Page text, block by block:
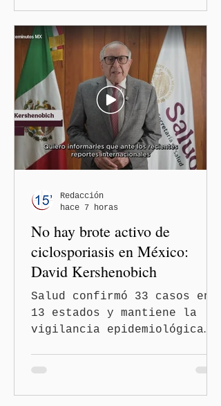
Bojalil y Elvia Graciela
"Grace" Palomares Ramírez,
al considerar que los
comentarios que emitieron
en el podcast "DesCasadas"
contra las personas adultas
mayores no pueden
justificarse como una
simple opinión o una broma.
No hay brote activo de
ciclosporiasis en México:
David Kershenobich
Salud confirmó 33 casos en
13 estados y mantiene la
vigilancia epidemiológica
Kershenobich Stalnikowitz,
Redacción
hace 7 horas